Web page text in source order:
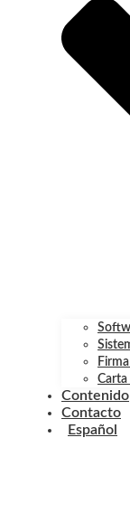
Contenido
Contacto
Español